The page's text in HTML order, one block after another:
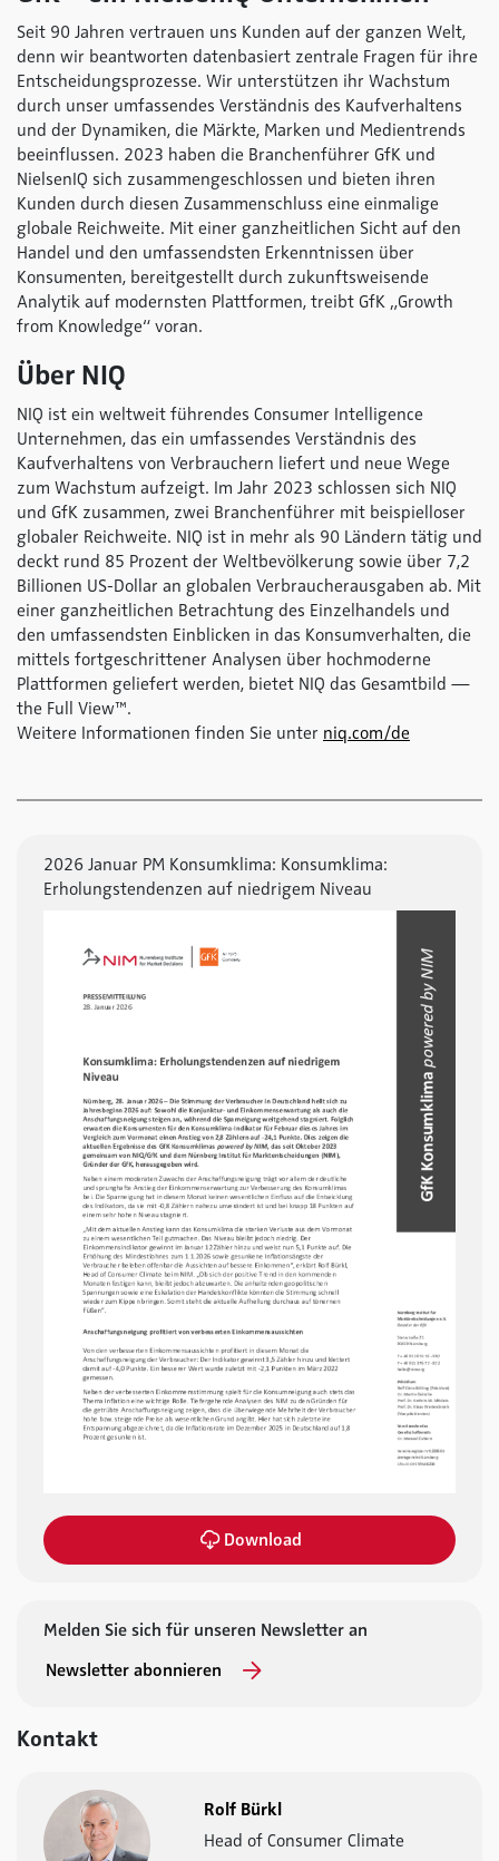
2026 Januar PM Konsumklima: Konsumklima:
Erholungstendenzen auf niedrigem Niveau
Download
Melden Sie sich für unseren Newsletter an
Newsletter abonnieren
Seit 90 Jahren vertrauen uns Kunden auf der ganzen Welt,
denn wir beantworten datenbasiert zentrale Fragen für ihre
Entscheidungsprozesse. Wir unterstützen ihr Wachstum
durch unser umfassendes Verständnis des Kaufverhaltens
und der Dynamiken, die Märkte, Marken und Medientrends
beeinflussen. 2023 haben die Branchenführer GfK und
NielsenIQ sich zusammengeschlossen und bieten ihren
Kunden durch diesen Zusammenschluss eine einmalige
globale Reichweite. Mit einer ganzheitlichen Sicht auf den
Handel und den umfassendsten Erkenntnissen über
Konsumenten, bereitgestellt durch zukunftsweisende
Analytik auf modernsten Plattformen, treibt GfK „Growth
from Knowledge“ voran.
Über NIQ
NIQ ist ein weltweit führendes Consumer Intelligence
Unternehmen, das ein umfassendes Verständnis des
Kaufverhaltens von Verbrauchern liefert und neue Wege
zum Wachstum aufzeigt. Im Jahr 2023 schlossen sich NIQ
und GfK zusammen, zwei Branchenführer mit beispielloser
globaler Reichweite. NIQ ist in mehr als 90 Ländern tätig und
deckt rund 85 Prozent der Weltbevölkerung sowie über 7,2
Billionen US-Dollar an globalen Verbraucherausgaben ab. Mit
einer ganzheitlichen Betrachtung des Einzelhandels und
den umfassendsten Einblicken in das Konsumverhalten, die
mittels fortgeschrittener Analysen über hochmoderne
Plattformen geliefert werden, bietet NIQ das Gesamtbild —
the Full View™.
Weitere Informationen finden Sie unter niq.com/de
Kontakt
Rolf Bürkl
Head of Consumer Climate